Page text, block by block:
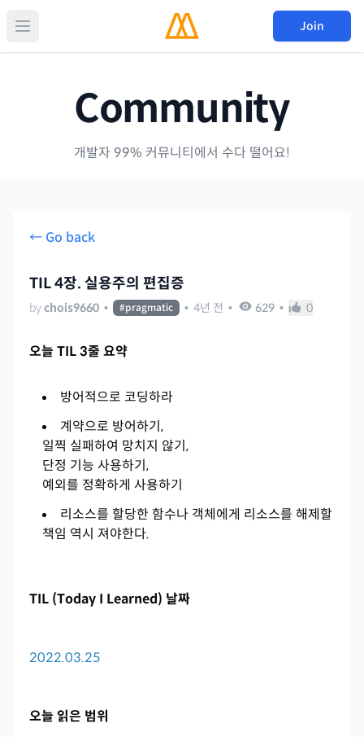
Join
Community
개발자 99% 커뮤니티에서 수다 떨어요!
← Go back
TIL 4장. 실용주의 편집증
bychois9660 • #pragmatic • 4년 전 • 629 • 0
오늘 TIL 3줄 요약
방어적으로 코딩하라
계약으로 방어하기,
일찍 실패하여 망치지 않기,
단정 기능 사용하기,
예외를 정확하게 사용하기
리소스를 할당한 함수나 객체에게 리소스를 해제할
책임 역시 져야한다.
TIL (Today I Learned) 날짜
2022.03.25
오늘 읽은 범위